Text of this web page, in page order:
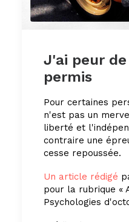
J'ai peur
permis
Pour certaines
n'est pas un
liberté et
contraire une
cesse repoussée.
Un article rédigé
pour la rubrique «
Psychologies